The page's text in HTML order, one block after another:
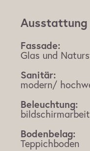
Ausstattung
Fassade:
Glas und
Sanitär:
modern/
Beleuchtung:
Bodenbelag:
Teppichboden